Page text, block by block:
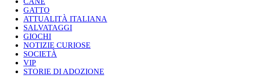
GATTO
ATTUALITÀ ITALIANA
SALVATAGGI
GIOCHI
NOTIZIE CURIOSE
SOCIETÀ
VIP
STORIE DI ADOZIONE